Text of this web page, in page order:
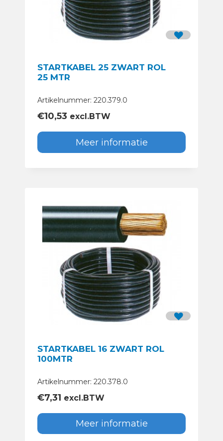
STARTKABEL 25 ZWART ROL
25 MTR
Artikelnummer: 220.379.0
€10,53 excl.BTW
Meer informatie
STARTKABEL 16 ZWART ROL
100MTR
Artikelnummer: 220.378.0
€7,31 excl.BTW
Meer informatie